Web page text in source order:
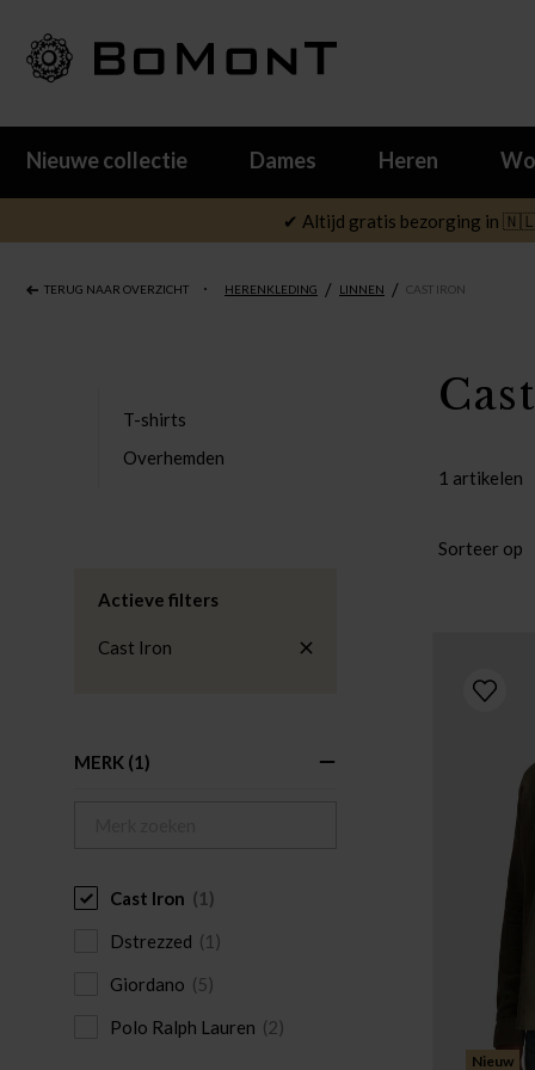
Nieuwe collectie Dames Heren
✔ Altijd gratis bezorging in
TERUG NAAR OVERZICHT HERENKLEDING / LINNEN / CAST IRON
T-shirts
Overhemden
Actieve filters
Cast Iron
MERK (1)
Cast Iron (1)
Dstrezzed (1)
Giordano (5)
Polo Ralph Lauren (2)
1 artikelen
Sorteer op
Nieuw